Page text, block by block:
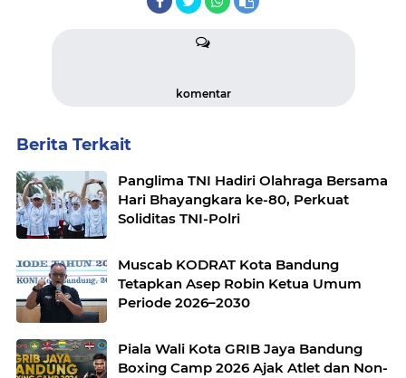
komentar
Berita Terkait
Panglima TNI Hadiri Olahraga Bersama
Hari Bhayangkara ke-80, Perkuat
Soliditas TNI-Polri
Muscab KODRAT Kota Bandung
Tetapkan Asep Robin Ketua Umum
Periode 2026–2030
Piala Wali Kota GRIB Jaya Bandung
Boxing Camp 2026 Ajak Atlet dan Non-